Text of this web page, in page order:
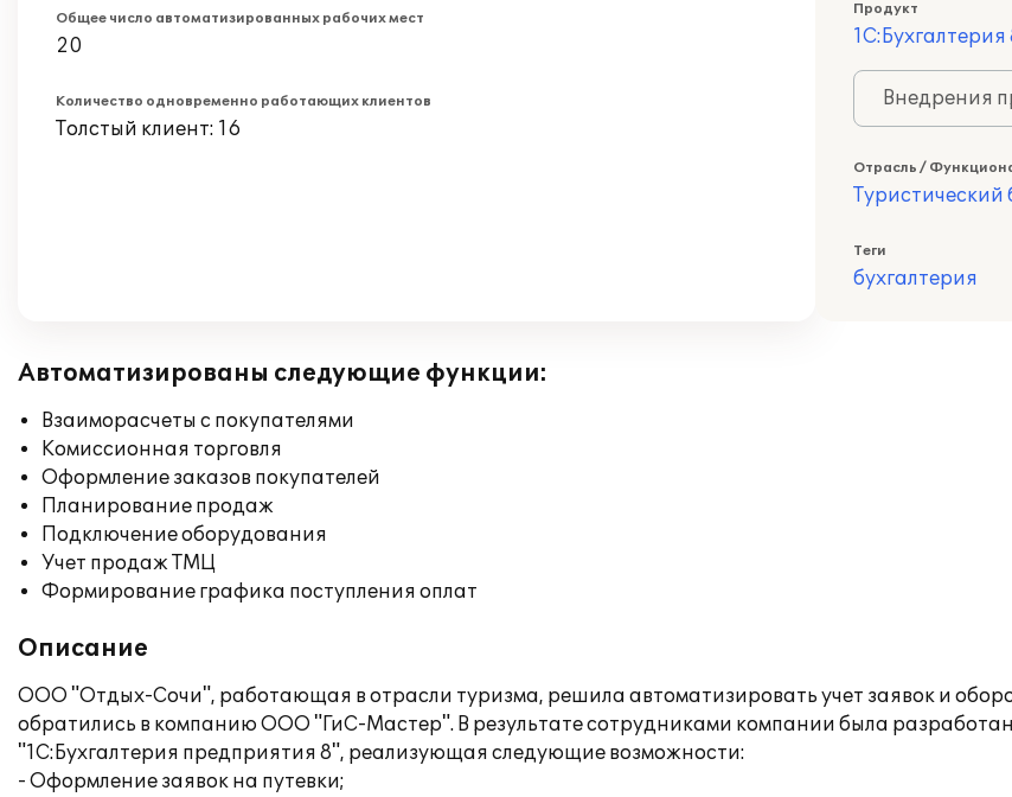
Общее число автоматизированных рабочих мест
20
Количество одновременно работающих клиентов
Толстый клиент: 16
Продукт
1С:Бухгалтерия
Внедрения
Отрасль /
Туристический
Теги
бухгалтерия
Автоматизированы следующие функции:
Взаиморасчеты с покупателями
Комиссионная торговля
Оформление заказов покупателей
Планирование продаж
Подключение оборудования
Учет продаж ТМЦ
Формирование графика поступления оплат
Описание
ООО "Отдых-Сочи", работающая в отрасли туризма, решила автоматизировать учет заявок и
обратились в компанию ООО "ГиС-Мастер". В результате сотрудниками компании была
"1С:Бухгалтерия предприятия 8", реализующая следующие возможности:
- Оформление заявок на путевки;